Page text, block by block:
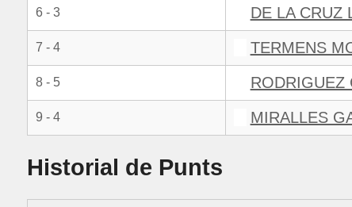
6 - 3 DE LA CRUZ
7 - 4 TERMENS
8 - 5 RODRIGUEZ
9 - 4 MIRALLES
Historial de Punts